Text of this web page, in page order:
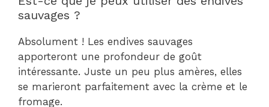
sauvages ?
Absolument ! Les endives sauvages
apporteront une profondeur de goût
intéressante. Juste un peu plus amères, elles
se marieront parfaitement avec la crème et le
fromage.